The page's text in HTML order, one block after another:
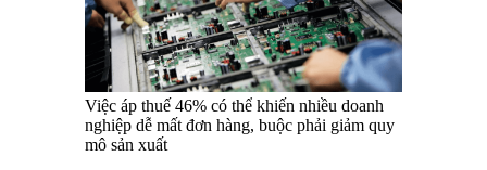
Việc áp thuế 46% có thể khiến nhiều doanh
nghiệp dễ mất đơn hàng, buộc phải giảm quy
mô sản xuất